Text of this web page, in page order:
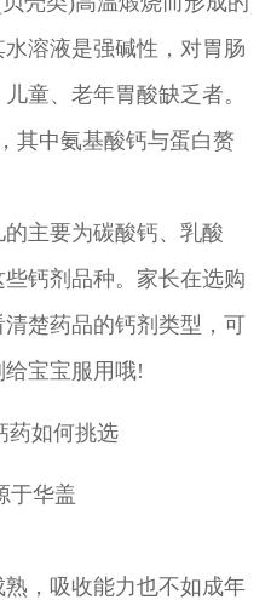
溶液是强碱性，对胃肠
童、老年胃酸缺乏者。
其中氨基酸钙与蛋白赘
主要为碳酸钙、乳酸
钙剂品种。家长在选购
楚药品的钙剂类型，可
宝宝服用哦!
于华盖
，吸收能力也不如成年